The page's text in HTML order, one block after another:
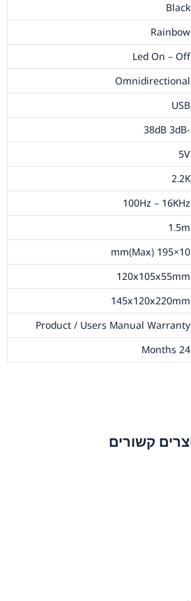
Black
Rainbow
Led On – Off
Omnidirectional
USB
-38dB 3dB
5V
2.2K
100Hz – 16KHz
1.5m
10×195 (Max)mm
120x105x55mm
145x120x220mm
Product / Users Manual Warranty
24 Months
קשורים